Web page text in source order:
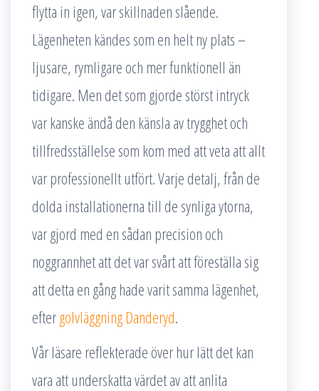
flytta in igen, var skillnaden slående.
Lägenheten kändes som en helt ny plats –
ljusare, rymligare och mer funktionell än
tidigare. Men det som gjorde störst intryck
var kanske ändå den känsla av trygghet och
tillfredsställelse som kom med att veta att allt
var professionellt utfört. Varje detalj, från de
dolda installationerna till de synliga ytorna,
var gjord med en sådan precision och
noggrannhet att det var svårt att föreställa sig
att detta en gång hade varit samma lägenhet,
eftergolvläggning Danderyd.
Vår läsare reflekterade över hur lätt det kan
vara att underskatta värdet av att anlita